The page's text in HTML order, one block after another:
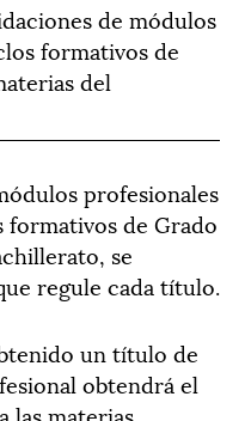
de módulos
formativos de
del
profesionales
de Grado
se
regule cada título.
un título de
obtendrá el
las materias